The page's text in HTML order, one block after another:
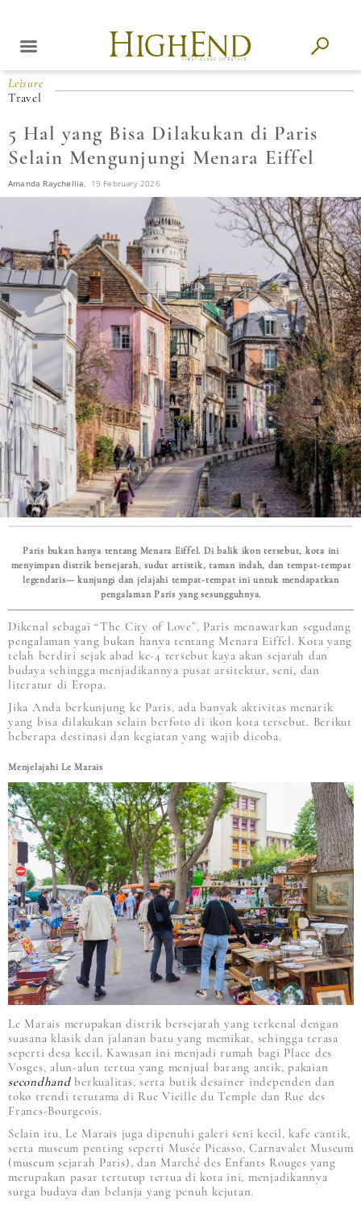
Leisure
Travel
5 Hal yang Bisa Dilakukan di Paris
Selain Mengunjungi Menara Eiffel
Amanda Raychellia, 19 February 2026
Paris bukan hanya tentang Menara Eiffel. Di balik ikon tersebut, kota ini
menyimpan distrik bersejarah, sudut artistik, taman indah, dan tempat-tempat
legendaris— kunjungi dan jelajahi tempat-tempat ini untuk mendapatkan
pengalaman Paris yang sesungguhnya.
Dikenal sebagai “The City of Love”, Paris menawarkan segudang
pengalaman yang bukan hanya tentang Menara Eiffel. Kota yang
telah berdiri sejak abad ke-4 tersebut kaya akan sejarah dan
budaya sehingga menjadikannya pusat arsitektur, seni, dan
literatur di Eropa.
Jika Anda berkunjung ke Paris, ada banyak aktivitas menarik
yang bisa dilakukan selain berfoto di ikon kota tersebut. Berikut
beberapa destinasi dan kegiatan yang wajib dicoba.
Menjelajahi Le Marais
Le Marais merupakan distrik bersejarah yang terkenal dengan
suasana klasik dan jalanan batu yang memikat, sehingga terasa
seperti desa kecil. Kawasan ini menjadi rumah bagi Place des
Vosges, alun-alun tertua yang menjual barang antik, pakaian
secondhand berkualitas, serta butik desainer independen dan
toko trendi terutama di Rue Vieille du Temple dan Rue des
Francs-Bourgeois.
Selain itu, Le Marais juga dipenuhi galeri seni kecil, kafe cantik,
serta museum penting seperti Musée Picasso, Carnavalet Museum
(museum sejarah Paris), dan Marché des Enfants Rouges yang
merupakan pasar tertutup tertua di kota ini, menjadikannya
surga budaya dan belanja yang penuh kejutan.